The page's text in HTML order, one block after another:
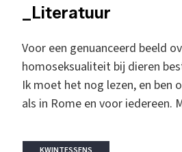
_Literatuur
Voor een genuanceerd beeld
homoseksualiteit bij dieren
Ik moet het nog lezen, en ben
als in Rome en voor iedereen.